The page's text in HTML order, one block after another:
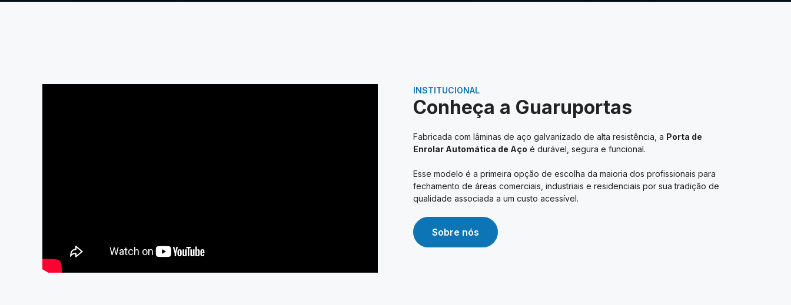
INSTITUCIONAL
Conheça a Guaruportas
Fabricada com lâminas de aço galvanizado de alta resistência, a Porta de
Enrolar Automática de Aço é durável, segura e funcional.
Esse modelo é a primeira opção de escolha da maioria dos profissionais para
fechamento de áreas comerciais, industriais e residenciais por sua tradição de
qualidade associada a um custo acessível.
Sobre nós